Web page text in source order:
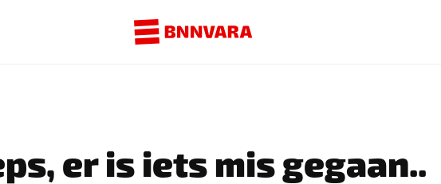
er is iets mis gegaan..